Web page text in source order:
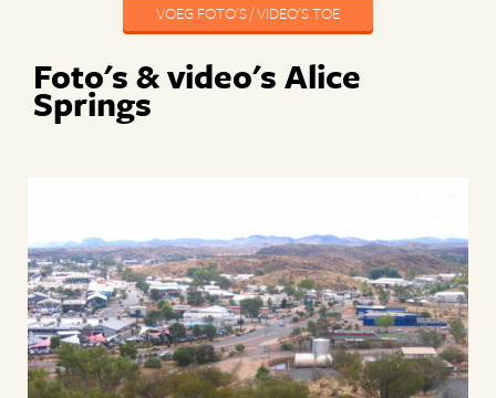
VOEG FOTO'S / VIDEO'S TOE
Foto's & video's Alice
Springs